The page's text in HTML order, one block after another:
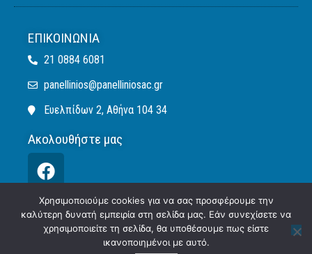
ΕΠΙΚΟΙΝΩΝΊΑ
21 0884 6081
panellinios@panelliniosac.gr
Ευελπίδων 2, Αθήνα 104 34
Ακολουθήστε μας
Πολιτική ΑπορρήτουΠολιτική Cookies
Χρησιμοποιούμε cookies για να σας προσφέρουμε την
καλύτερη δυνατή εμπειρία στη σελίδα μας. Εάν συνεχίσετε να
χρησιμοποιείτε τη σελίδα, θα υποθέσουμε πως είστε
ικανοποιημένοι με αυτό.